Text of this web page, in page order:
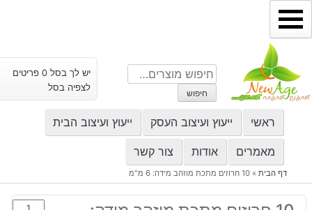
דילוג
לתוכן
חיפוש
עבור:
חיפוש
יש לך בסל 0 פריטים
לצפיה בסל
ראשי ייעוץ ועיצוב העסק ייעוץ ועיצוב הבית
מאמרים אודות צור קשר
דף הבית» 10 חרוזים מתכת מוזהב מידה: 6 מ"מ
כמות